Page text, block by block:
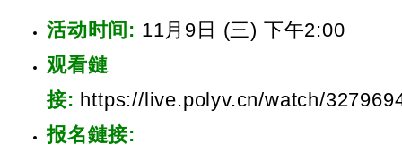
活动时间: 11月9日 (三) 下午2:00
观看鏈
接: https://live.polyv.cn/watch/
报名鏈接: